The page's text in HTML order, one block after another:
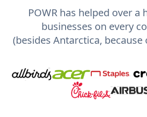
POWR has helped over a
businesses on every
(besides Antarctica,